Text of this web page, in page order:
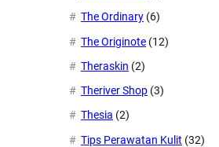
The Ordinary (6)
The Originote (12)
Theraskin (2)
Theriver Shop (3)
Thesia (2)
Tips Perawatan Kulit (32)